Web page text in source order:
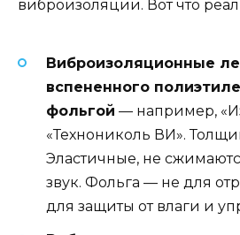
виброизоляции. Вот что
Виброизоляционные
вспененного
фольгой — например,
«Технониколь ВИ».
Эластичные, не
звук. Фольга — не для
для защиты от влаги и